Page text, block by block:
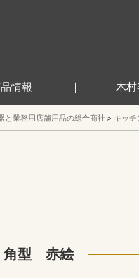
情報 木
と業務用店舗用品の総合商社 キッ
角型 赤絵